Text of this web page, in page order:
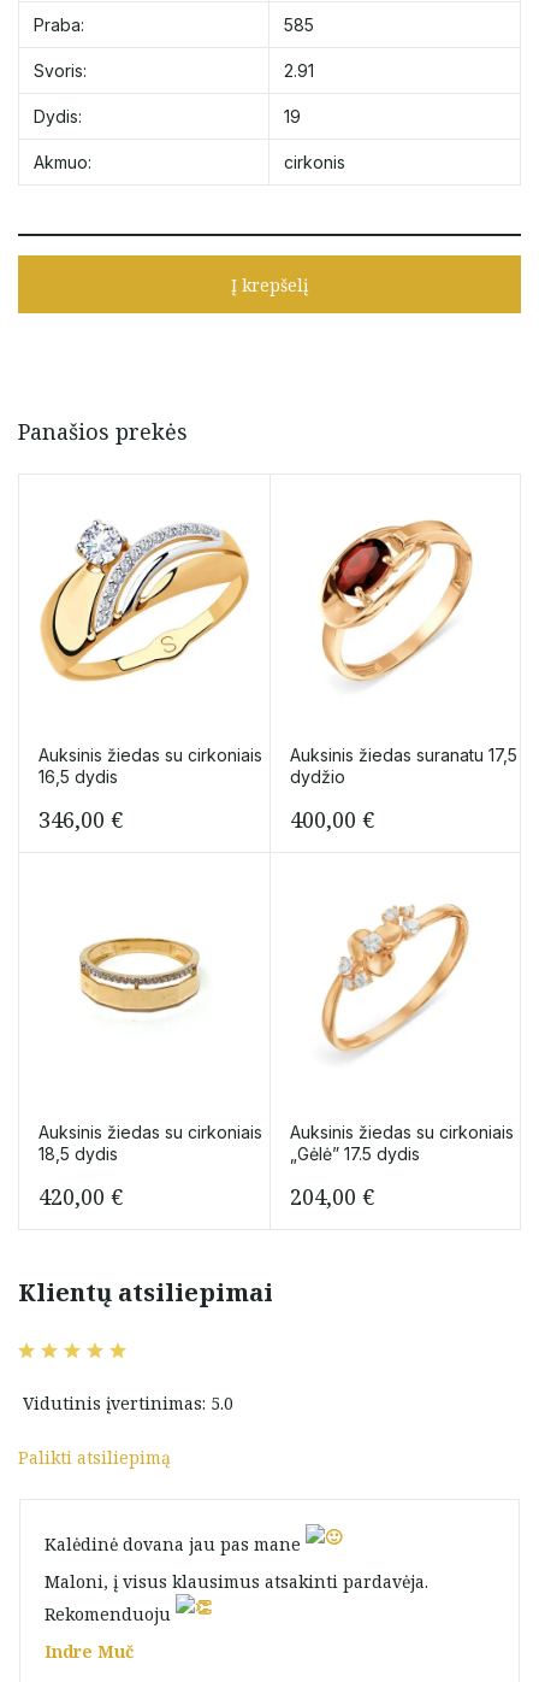
Praba: 585
Svoris: 2.91
Dydis: 19
Akmuo: cirkonis
Į krepšelį
Panašios prekės
Auksinis žiedas su cirkoniais
16,5 dydis
346,00 €
Auksinis žiedas suranatu 17,5
dydžio
400,00 €
Auksinis žiedas su cirkoniais
18,5 dydis
420,00 €
Auksinis žiedas su cirkoniais
„Gėlė” 17.5 dydis
204,00 €
Klientų atsiliepimai
Vidutinis įvertinimas: 5.0
Palikti atsiliepimą
Kalėdinė dovana jau pas mane
Maloni, į visus klausimus atsakinti pardavėja.
Rekomenduoju
Indre Muč